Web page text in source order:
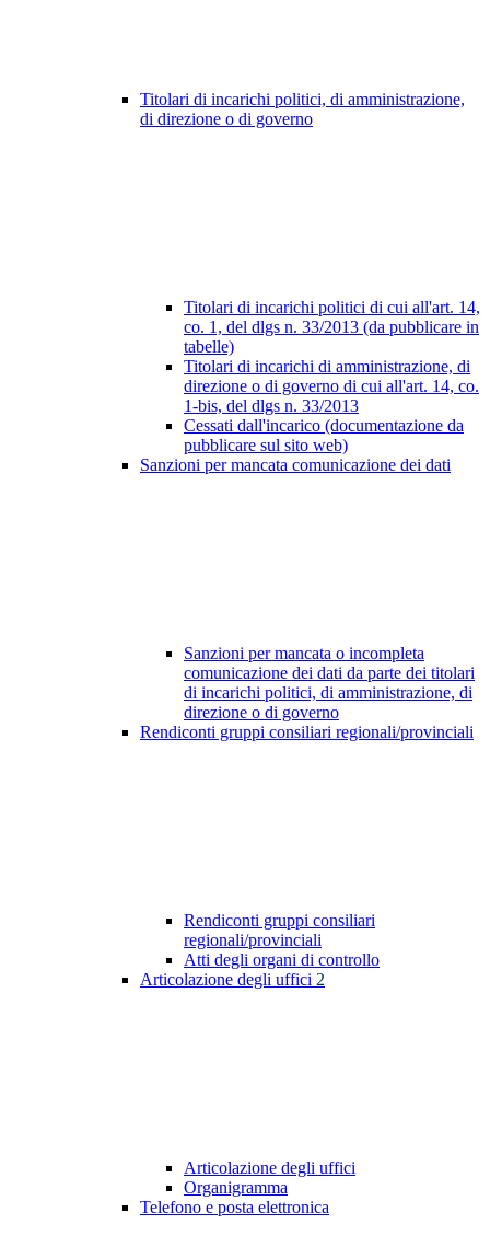
Titolari di incarichi politici, di amministrazione,
di direzione o di governo
Titolari di incarichi politici di cui all'art. 14,
co. 1, del dlgs n. 33/2013 (da pubblicare in
tabelle)
Titolari di incarichi di amministrazione, di
direzione o di governo di cui all'art. 14, co.
1-bis, del dlgs n. 33/2013
Cessati dall'incarico (documentazione da
pubblicare sul sito web)
Sanzioni per mancata comunicazione dei dati
Sanzioni per mancata o incompleta
comunicazione dei dati da parte dei titolari
di incarichi politici, di amministrazione, di
direzione o di governo
Rendiconti gruppi consiliari regionali/provinciali
Rendiconti gruppi consiliari
regionali/provinciali
Atti degli organi di controllo
Articolazione degli uffici 2
Articolazione degli uffici
Organigramma
Telefono e posta elettronica